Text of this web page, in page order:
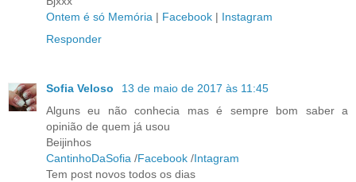
Ontem é só Memória | Facebook | Instagram
Responder
Sofia Veloso
13 de maio de 2017 às 11:45
Alguns eu não conhecia mas é sempre bom saber a
opinião de quem já usou
Beijinhos
CantinhoDaSofia /Facebook /Intagram
Tem post novos todos os dias